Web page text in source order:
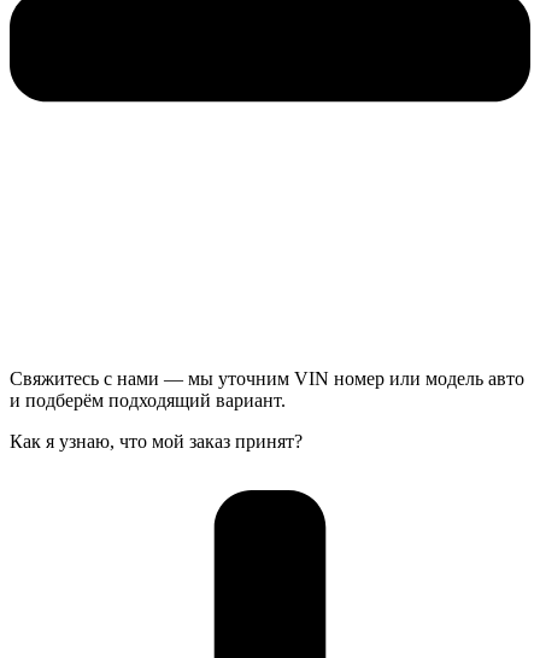
Свяжитесь с нами — мы уточним VIN номер или модель авто
и подберём подходящий вариант.
Как я узнаю, что мой заказ принят?